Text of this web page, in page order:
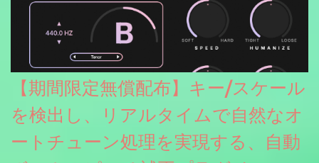
【期間限定無償配布】キー/スケール
を検出し、リアルタイムで自然なオ
ートチューン処理を実現する、自動